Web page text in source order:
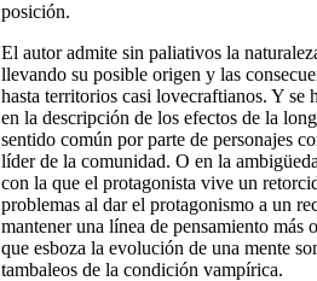
posición.
El autor admite sin paliativos la
llevando su posible origen y las
hasta territorios casi lovecraftianos. Y se
en la descripción de los efectos de la
sentido común por parte de personajes
líder de la comunidad. O en la
con la que el protagonista vive un
problemas al dar el protagonismo a un
mantener una línea de pensamiento más
que esboza la evolución de una mente
tambaleos de la condición vampírica.